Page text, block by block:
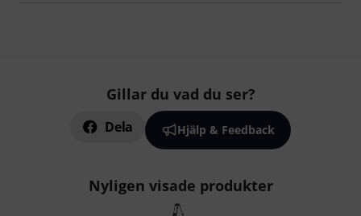
Gillar du vad du ser?
Dela Hjälp & Feedback
Nyligen visade produkter